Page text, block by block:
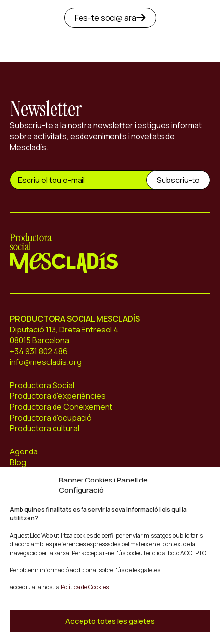
Banner Cookies i Panell de
Configuració
Amb quines finalitats es fa servir la seva informació i els qui la
utilitzen?
Aquest Lloc Web utilitza cookies de perfil per enviar missatges publicitaris
d'acord amb les preferències expressades pel mateix en el context de la
navegació per la xarxa. Per acceptar-ne l'ús podeu fer clic al botó ACCEPTO.
Per obtenir informació addicional sobre l'ús de les galetes,
accediu a la nostra Política de Cookies.
Accepto totes les galetes
Fes-te soci@ ara
Newsletter
Subscriu-te a la nostra newsletter i estigues informat
sobre activitats, esdeveniments i novetats de
Mescladís.
PRODUCTORA SOCIAL MESCLADÍS
Diputació 113, Dreta Entresol 4
08015 Barcelona
+34 931 802 486
info@mescladis.org
Productora Social
Productora d'experiències
Productora de Coneixement
Productora d'ocupació
Productora cultural
Agenda
Blog
Facebook
Instagram
Youtube
Twitter/X
© Mescladís 2026
Avís legal
Termes i Condicions de Compra
Canal de Denúncies